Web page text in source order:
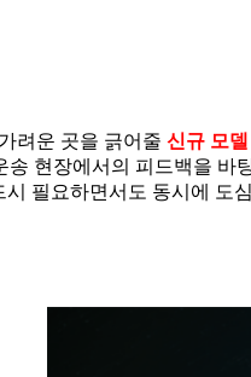
려운 곳을 긁어줄 신규 모델
현장에서의 피드백을
필요하면서도 동시에